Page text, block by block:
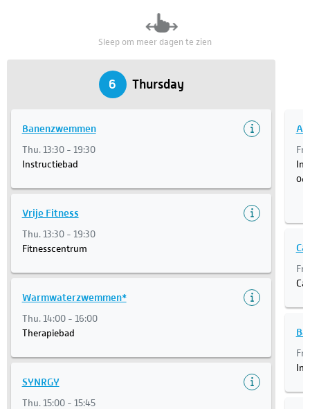
Sleep om meer dagen te zien
6 Thursday
Banenzwemmen
Thu. 13:30 - 19:30
Instructiebad
Vrije Fitness
Thu. 13:30 - 19:30
Fitnesscentrum
Warmwaterzwemmen*
Thu. 14:00 - 16:00
Therapiebad
SYNRGY
Thu. 15:00 - 15:45